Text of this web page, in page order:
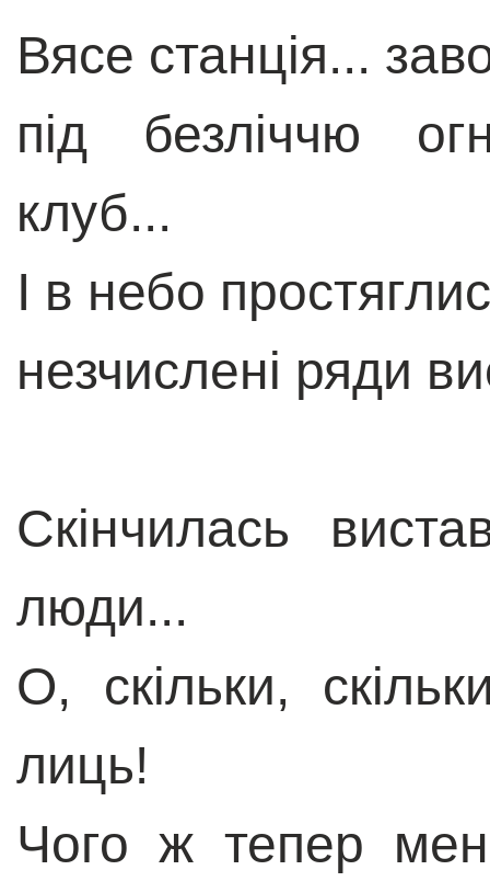
Вясе станція...
під безліччю
клуб...
І в небо
незчислені ряди
Скінчилась
люди...
О, скільки,
лиць!
Чого ж тепер